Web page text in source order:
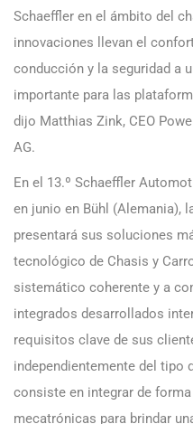
Schaeffler en el ámbito del
innovaciones llevan el
conducción y la seguridad a
importante para las
dijo Matthias Zink, CEO
AG.
En el 13.º Schaeffler
en junio en Bühl (Alemania),
presentará sus soluciones
tecnológico de Chasis y
sistemático coherente y a
integrados desarrollados
requisitos clave de sus
independientemente del tipo
consiste en integrar de
mecatrónicas para brindar